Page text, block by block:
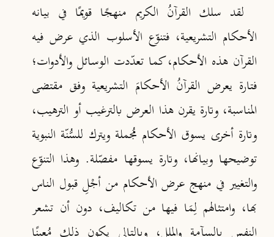
لقد سلك القرآنُ الكريم منهجًا قويمًا في بيانه
الأحكام التشريعية، فتنوّع الأسلوب الذي عرض فيه
القرآن هذه الأحكام، كما تعدّدت الوسائل والأدوات؛
فتارة يعرض القرآنُ الأحكامَ التشريعية وفق مقتضى
المناسبة، وتارة يقرن هذا العرض بالترغيب أو الترهيب،
وتارة أخرى يسوق الأحكام مُجملة ويترك للسُّنّة النبوية
توضيحها وبيانها، وتارة يسوقها مفصّلة. وهذا التنوّع
والتغيير في منهج عرض الأحكام من أجْلِ قبول الناس
بها، وامتثالهم لِمَا فيها من تكاليف، دون أن تشعر